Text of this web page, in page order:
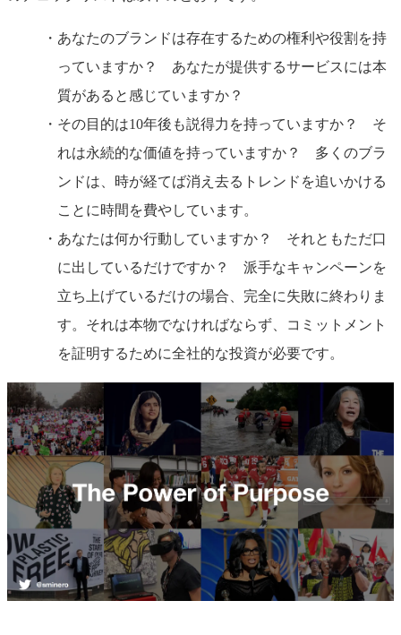
あなたのブランドは存在するための権利や役割を持
っていますか？ あなたが提供するサービスには本
質があると感じていますか？
その目的は10年後も説得力を持っていますか？ そ
れは永続的な価値を持っていますか？ 多くのブラ
ンドは、時が経てば消え去るトレンドを追いかける
ことに時間を費やしています。
あなたは何か行動していますか？ それともただ口
に出しているだけですか？ 派手なキャンペーンを
立ち上げているだけの場合、完全に失敗に終わりま
す。それは本物でなければならず、コミットメント
を証明するために全社的な投資が必要です。